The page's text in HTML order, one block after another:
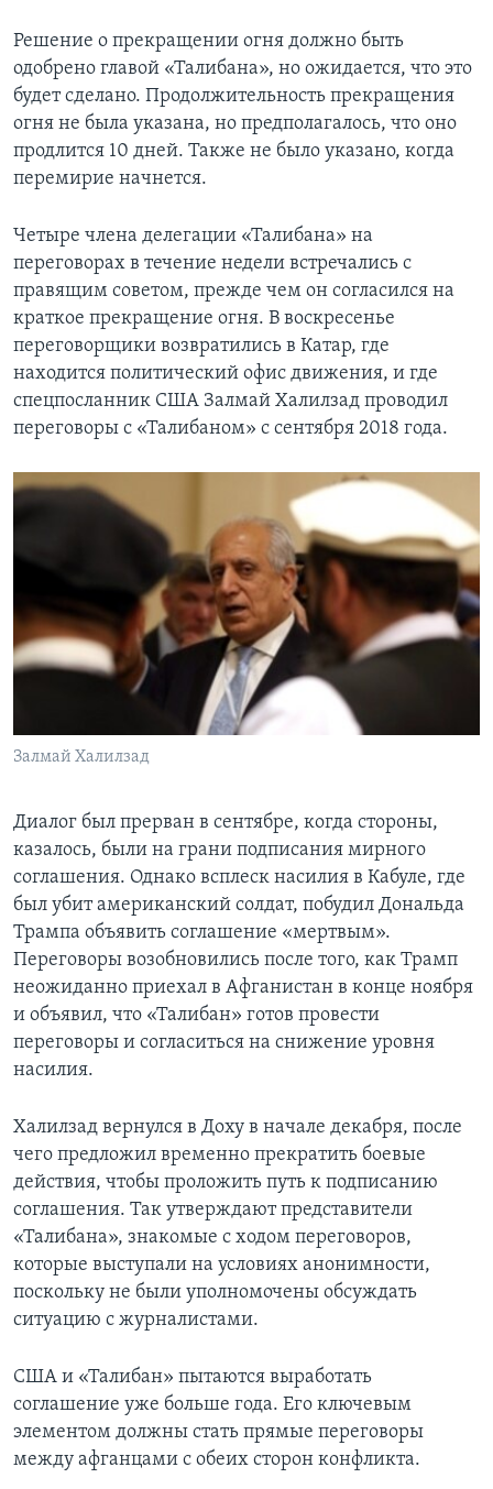
Решение о прекращении огня должно быть
одобрено главой «Талибана», но ожидается, что это
будет сделано. Продолжительность прекращения
огня не была указана, но предполагалось, что оно
продлится 10 дней. Также не было указано, когда
перемирие начнется.
Четыре члена делегации «Талибана» на
переговорах в течение недели встречались с
правящим советом, прежде чем он согласился на
краткое прекращение огня. В воскресенье
переговорщики возвратились в Катар, где
находится политический офис движения, и где
спецпосланник США Залмай Халилзад проводил
переговоры с «Талибаном» с сентября 2018 года.
Залмай Халилзад
Диалог был прерван в сентябре, когда стороны,
казалось, были на грани подписания мирного
соглашения. Однако всплеск насилия в Кабуле, где
был убит американский солдат, побудил Дональда
Трампа объявить соглашение «мертвым».
Переговоры возобновились после того, как Трамп
неожиданно приехал в Афганистан в конце ноября
и объявил, что «Талибан» готов провести
переговоры и согласиться на снижение уровня
насилия.
Халилзад вернулся в Доху в начале декабря, после
чего предложил временно прекратить боевые
действия, чтобы проложить путь к подписанию
соглашения. Так утверждают представители
«Талибана», знакомые с ходом переговоров,
которые выступали на условиях анонимности,
поскольку не были уполномочены обсуждать
ситуацию с журналистами.
США и «Талибан» пытаются выработать
соглашение уже больше года. Его ключевым
элементом должны стать прямые переговоры
между афганцами с обеих сторон конфликта.